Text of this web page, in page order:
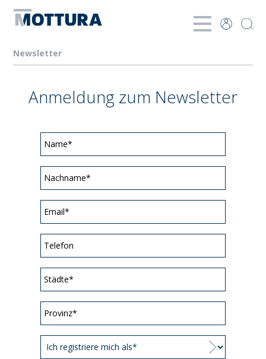
Newsletter
Anmeldung zum Newsletter